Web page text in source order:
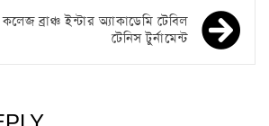
ব্রাঞ্চ ইন্টার অ্যাকাডেমি টেবিল
টেনিস টুর্নামেন্ট